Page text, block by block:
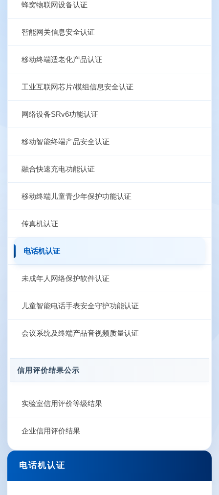
蜂窝物联网设备认证
智能网关信息安全认证
移动终端适老化产品认证
工业互联网芯片/模组信息安全认证
网络设备SRv6功能认证
移动智能终端产品安全认证
融合快速充电功能认证
移动终端儿童青少年保护功能认证
传真机认证
电话机认证
未成年人网络保护软件认证
儿童智能电话手表安全守护功能认证
会议系统及终端产品音视频质量认证
信用评价结果公示
实验室信用评价等级结果
企业信用评价结果
电话机认证